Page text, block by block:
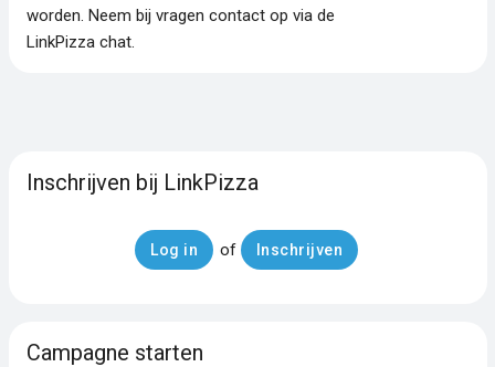
worden. Neem bij vragen contact op via de
LinkPizza chat.
Inschrijven bij LinkPizza
Log in of Inschrijven
Campagne starten